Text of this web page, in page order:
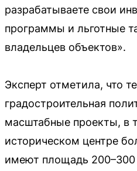
разрабатываете свои
программы и льготные
владельцев объектов».
Эксперт отметила, что
градостроительная
масштабные проекты, в
историческом центре
имеют площадь